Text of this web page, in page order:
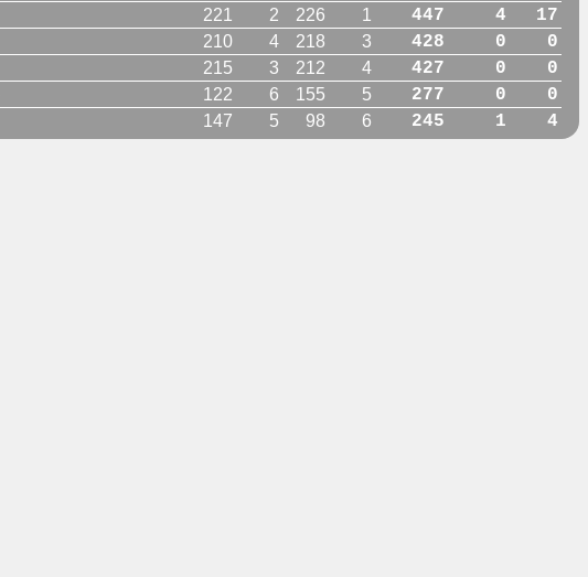
221 2 226 1 447 4 17
210 4 218 3 428 0 0
215 3 212 4 427 0 0
122 6 155 5 277 0 0
147 5 98 6 245 1 4